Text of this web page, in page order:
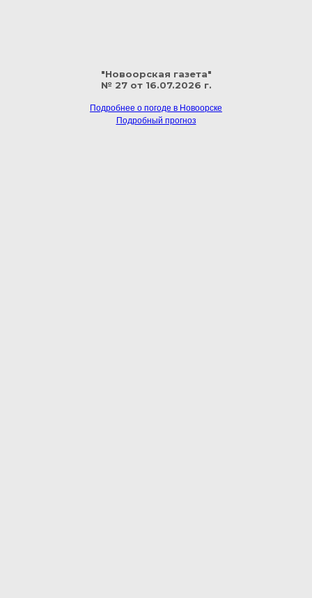
"Новоорская газета"
№ 27 от 16.07.2026 г.
Подробнее о погоде в Новоорске
Подробный прогноз